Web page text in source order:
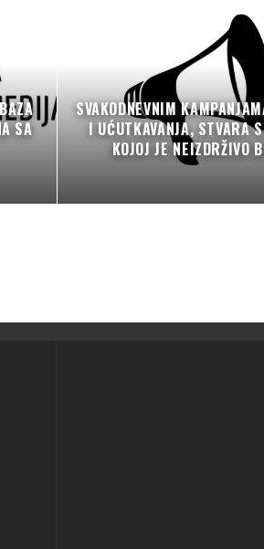
SA
SVAKODNEVNIM
I UĆUTKAVANJA, STVARA
KOJOJ JE NEIZDRŽIVO